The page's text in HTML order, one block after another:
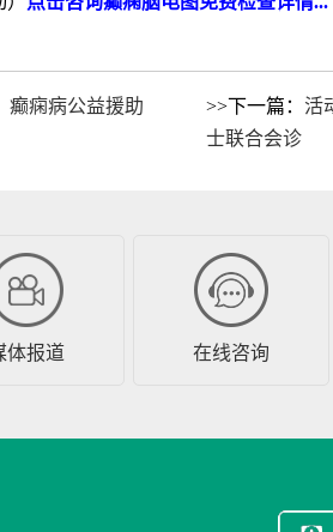
癫痫病公益援助 >>下一篇： 活
士联合会诊
体报道 在线咨询